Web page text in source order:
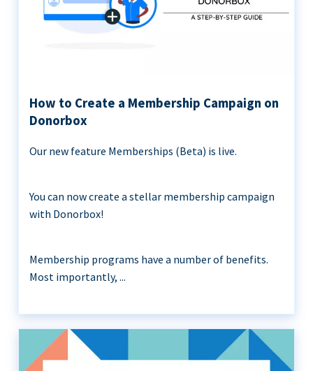
How to Create a Membership Campaign on
Donorbox
Our new feature Memberships (Beta) is live.
You can now create a stellar membership campaign
with Donorbox!
Membership programs have a number of benefits.
Most importantly, ...